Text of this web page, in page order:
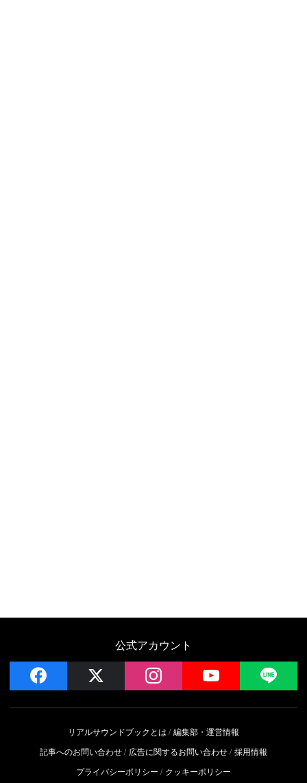
公式アカウント
facebook instagram YouTube
リアルサウンドブックとは
編集部・運営情報
記事へのお問い合わせ
広告に関するお問い合わせ 採用情報
プライバシーポリシー
クッキーポリシー